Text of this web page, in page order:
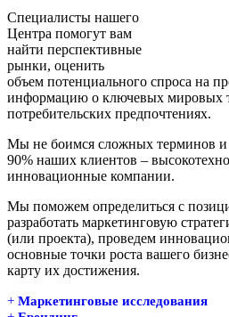
Специалисты нашего
Центра помогут вам
найти перспективные
рынки, оценить
объем потенциального спроса на
информацию о ключевых мировых
потребительских предпочтениях.
Мы не боимся сложных терминов
90% наших клиентов –
инновационные компании.
Мы поможем определиться с
разработать маркетинговую
(или проекта), проведем
основные точки роста вашего
карту их достижения.
+ Маркетинговые исследования